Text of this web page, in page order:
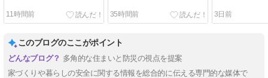
11時間前 35時間前 3日前
このブログのここがポイント
多角的な住まいと防災の視点を提案
家づくりや暮らしの安全に関する情報を総合的に伝える専門的な媒体で